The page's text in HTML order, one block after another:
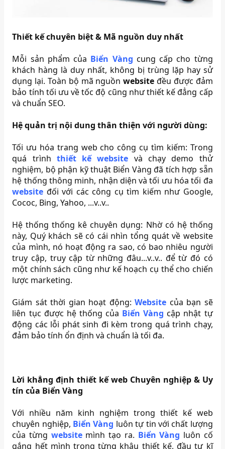
Thiết kế chuyên biệt & Mã nguồn duy nhất
Mỗi sản phẩm của Biển Vàng cung cấp cho từng
khách hàng là duy nhất, không bị trùng lặp hay sử
dụng lại. Toàn bộ mã nguồnwebsite đều được đảm
bảo tính tối ưu về tốc độ cũng như thiết kế đẳng cấp
và chuẩn SEO.
Hệ quản trị nội dung thân thiện với người dùng:
Tối ưu hóa trang web cho công cụ tìm kiếm: Trong
quá trình thiết kế website và chạy demo thử
nghiệm, bộ phận kỹ thuật Biển Vàng đã tích hợp sẵn
hệ thống thông minh, nhận diện và tối ưu hóa tối đa
website đối với các công cụ tìm kiếm như Google,
Cococ, Bing, Yahoo, ...v..v..
Hệ thống thống kê chuyên dụng: Nhờ có hệ thống
này, Quý khách sẽ có cái nhìn tổng quát về website
của mình, nó hoạt động ra sao, có bao nhiêu người
truy cập, truy cập từ những đâu...v..v.. để từ đó có
một chính sách cũng như kế hoạch cụ thể cho chiến
lược marketing.
Giám sát thời gian hoạt động:Website của bạn sẽ
liên tục được hệ thống của Biển Vàng cập nhật tự
động các lỗi phát sinh đi kèm trong quá trình chạy,
đảm bảo tính ổn định và chuẩn là tối đa.
Lời khẳng định thiết kế web Chuyên nghiệp & Uy
tín của Biển Vàng
Với nhiều năm kinh nghiệm trong thiết kế web
chuyên nghiệp, Biển Vàng luôn tự tin với chất lượng
của từng websitemình tạo ra. Biển Vàng luôn cố
gắng hết mình trong từng khâu thiết kế, đầu tư kĩ